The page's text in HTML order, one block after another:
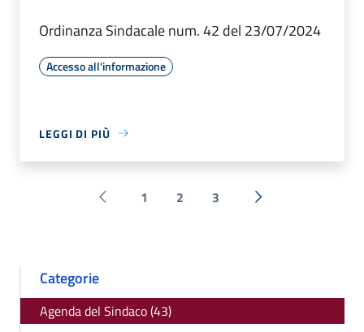
Ordinanza Sindacale num. 42 del 23/07/2024
Accesso all'informazione
LEGGI DI PIÙ
Pagina precedente
1 2 3 Successiva »
Categorie
Agenda del Sindaco (43)